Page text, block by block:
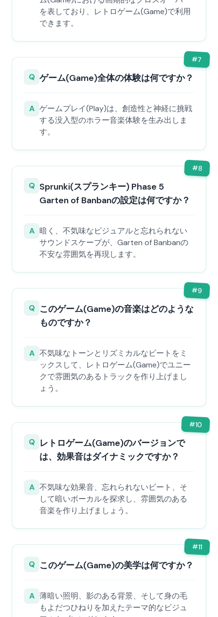
を表しており、レトロゲーム(Game)で利用
できます。
#7
Q ゲーム(Game)全体の体験は何ですか？
A ゲームプレイ(Play)は、創造性と神経に挑戦
する没入型のホラー音楽体験を生み出しま
す。
#8
Q Sprunki(スプランキー) Phase 5
Garten of Banbanの設定は何ですか？
A 暗く、不気味なビジュアルと忘れられない
サウンドスケープが、Garten of Banbanの
不安な雰囲気を再現します。
#9
Q このゲーム(Game)の音楽はどのような
ものですか？
A 不気味なトーンとリズミカルなビートをミ
ックスして、レトロゲーム(Game)でユニー
クで雰囲気のあるトラックを作り上げまし
ょう。
#10
Q レトロゲーム(Game)のバージョンで
は、効果音はダイナミックですか？
A 不気味な効果音、忘れられないビート、そ
して暗いボーカルを探求し、雰囲気のある
音楽を作り上げましょう。
#11
Q このゲーム(Game)の美学は何ですか？
A 薄暗い照明、影のある背景、そして身の毛
もよだつひねりを加えたテーマ的なビジュ